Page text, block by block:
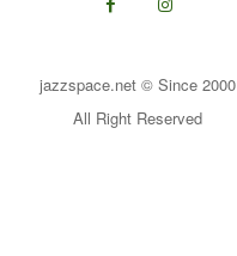
jazzspace.net © Since 2000
All Right Reserved